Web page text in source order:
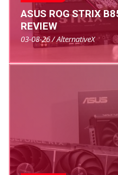
ASUS ROG STRIX
REVIEW
03-08-26 / AlternativeX